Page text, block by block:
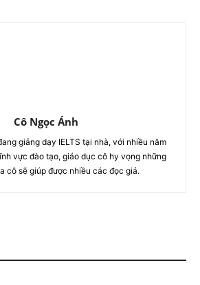
Cô Ngọc Ánh
giảng dạy IELTS tại nhà, với nhiều năm
vực đào tạo, giáo dục cô hy vọng những
cô sẽ giúp được nhiều các đọc giả.